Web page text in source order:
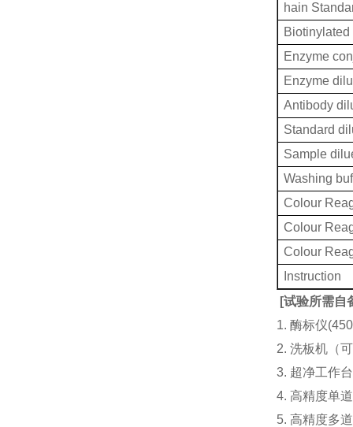
hain
Enzyme
Enzyme
Antibody
Standard
Sample
Washing
Colour
Colour
Colour
Instruction
[试验所需自
1. 酶标仪
2. 洗板机（
3. 超净工作
4. 高精度单
5. 高精度多